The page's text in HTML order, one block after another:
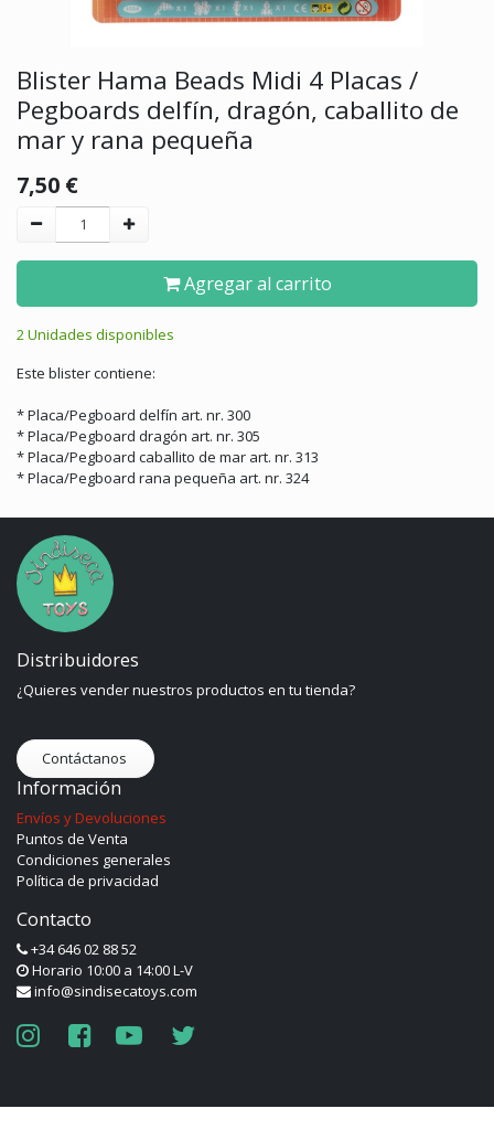
Blister Hama Beads Midi 4 Placas /
Pegboards delfín, dragón, caballito de
mar y rana pequeña
7,50 €
Agregar al carrito
2 Unidades disponibles
Este blister contiene:
* Placa/Pegboard delfín art. nr. 300
* Placa/Pegboard dragón art. nr. 305
* Placa/Pegboard caballito de mar art. nr. 313
* Placa/Pegboard rana pequeña art. nr. 324
Distribuidores
¿Quieres vender nuestros productos en tu tienda?
Contáctanos
Información
Envíos y Devoluciones
Puntos de Venta
Condiciones generales
Política de privacidad
Contacto
+34 646 02 88 52
Horario 10:00 a 14:00 L-V
info@sindisecatoys.com